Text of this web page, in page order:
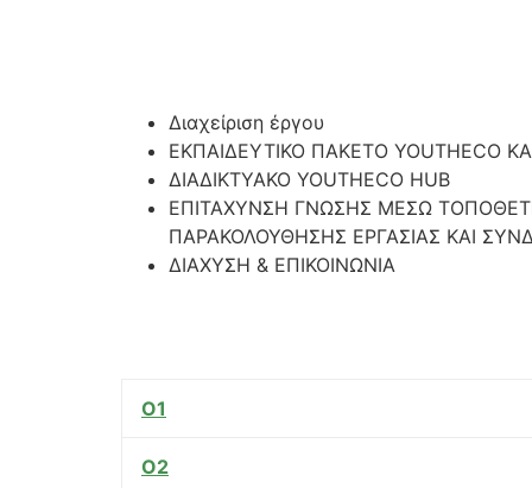
Διαχείριση έργου
ΕΚΠΑΙΔΕΥΤΙΚΟ ΠΑΚΕΤΟ YOUTHECO
ΔΙΑΔΙΚΤΥΑΚΟ YOUTHECO HUB
ΕΠΙΤΑΧΥΝΣΗ ΓΝΩΣΗΣ ΜΕΣΩ
ΠΑΡΑΚΟΛΟΥΘΗΣΗΣ ΕΡΓΑΣΙΑΣ ΚΑΙ
ΔΙΑΧΥΣΗ & ΕΠΙΚΟΙΝΩΝΙΑ
O1
O2